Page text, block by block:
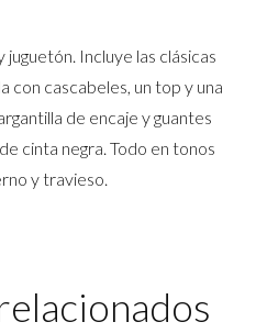
Incluye las clásicas
con cascabeles, un top y una
de encaje y guantes
cinta negra. Todo en tonos
y travieso.